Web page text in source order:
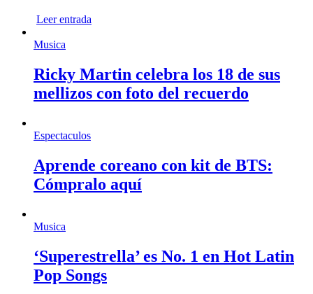
Leer entrada
Musica
Ricky Martin celebra los 18 de sus
mellizos con foto del recuerdo
Espectaculos
Aprende coreano con kit de BTS:
Cómpralo aquí
Musica
‘Superestrella’ es No. 1 en Hot Latin
Pop Songs